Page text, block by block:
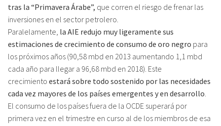
tras la “Primavera Árabe”, que corren el riesgo de frenar las
inversiones en el sector petrolero.
Paralelamente, la AIE redujo muy ligeramente sus
estimaciones de crecimiento de consumo de oro negro para
los próximos años (90,58 mbd en 2013 aumentando 1,1 mbd
cada año para llegar a 96,68 mbd en 2018). Este
crecimiento estará sobre todo sostenido por las necesidades
cada vez mayores de los países emergentes y en desarrollo
El consumo de los países fuera de la OCDE superará por
primera vez en el trimestre en curso al de los miembros de esa